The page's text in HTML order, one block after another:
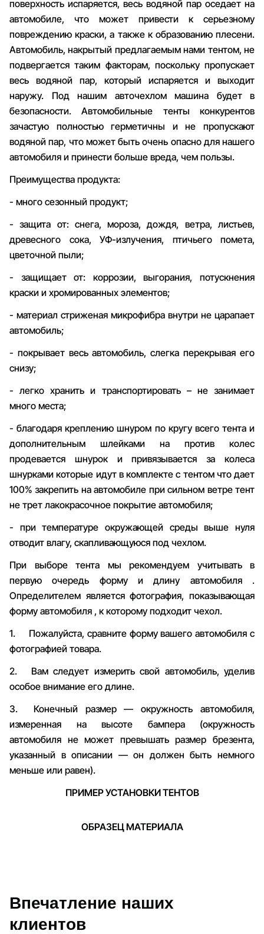
поверхность испаряется, весь водяной пар оседает на
автомобиле, что может привести к серьезному
повреждению краски, а также к образованию плесени.
Автомобиль, накрытый предлагаемым нами тентом, не
подвергается таким факторам, поскольку пропускает
весь водяной пар, который испаряется и выходит
наружу. Под нашим авточехлом машина будет в
безопасности. Автомобильные тенты конкурентов
зачастую полностью герметичны и не пропускают
водяной пар, что может быть очень опасно для нашего
автомобиля и принести больше вреда, чем пользы.
Преимущества продукта:
- много сезонный продукт;
- защита от: снега, мороза, дождя, ветра, листьев,
древесного сока, УФ-излучения, птичьего помета,
цветочной пыли;
- защищает от: коррозии, выгорания, потускнения
краски и хромированных элементов;
- материал стриженая микрофибра внутри не царапает
автомобиль;
- покрывает весь автомобиль, слегка перекрывая его
снизу;
- легко хранить и транспортировать – не занимает
много места;
- благодаря креплению шнуром по кругу всего тента и
дополнительным шлейками на против колес
продевается шнурок и привязывается за колеса
шнурками которые идут в комплекте с тентом что дает
100% закрепить на автомобиле при сильном ветре тент
не трет лакокрасочное покрытие автомобиля;
- при температуре окружающей среды выше нуля
отводит влагу, скапливающуюся под чехлом.
При выборе тента мы рекомендуем учитывать в
первую очередь форму и длину автомобиля .
Определителем является фотография, показывающая
форму автомобиля , к которому подходит чехол.
1.
Пожалуйста, сравните форму вашего автомобиля с
фотографией товара.
2.
Вам следует измерить свой автомобиль, уделив
особое внимание его длине.
3.
Конечный размер — окружность автомобиля,
измеренная на высоте бампера (окружность
автомобиля не может превышать размер брезента,
указанный в описании — он должен быть немного
меньше или равен).
ПРИМЕР УСТАНОВКИ ТЕНТОВ
ОБРАЗЕЦ МАТЕРИАЛА
Впечатление наших
клиентов